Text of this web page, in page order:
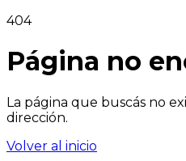
404
Página no
La página que buscás no
dirección.
Volver al inicio